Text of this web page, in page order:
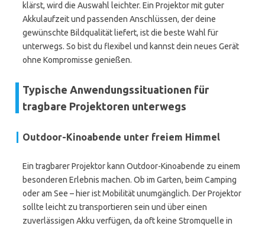
klärst, wird die Auswahl leichter. Ein Projektor mit guter
Akkulaufzeit und passenden Anschlüssen, der deine
gewünschte Bildqualität liefert, ist die beste Wahl für
unterwegs. So bist du flexibel und kannst dein neues Gerät
ohne Kompromisse genießen.
Typische Anwendungssituationen für
tragbare Projektoren unterwegs
Outdoor-Kinoabende unter freiem Himmel
Ein tragbarer Projektor kann Outdoor-Kinoabende zu einem
besonderen Erlebnis machen. Ob im Garten, beim Camping
oder am See – hier ist Mobilität unumgänglich. Der Projektor
sollte leicht zu transportieren sein und über einen
zuverlässigen Akku verfügen, da oft keine Stromquelle in